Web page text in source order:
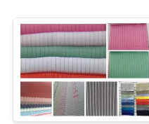
NACHRICHTEN